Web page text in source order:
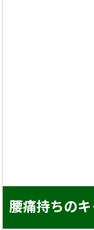
腰痛持ちの